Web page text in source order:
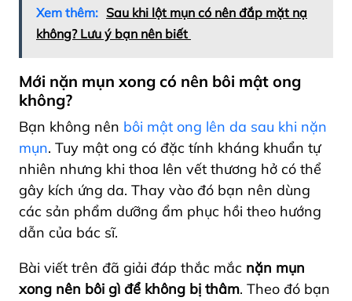
Xem thêm: Sau khi lột mụn có nên đắp mặt nạ
không? Lưu ý bạn nên biết
Mới nặn mụn xong có nên bôi mật ong
không?
Bạn không nên bôi mật ong lên da sau khi nặn
mụn. Tuy mật ong có đặc tính kháng khuẩn tự
nhiên nhưng khi thoa lên vết thương hở có thể
gây kích ứng da. Thay vào đó bạn nên dùng
các sản phẩm dưỡng ẩm phục hồi theo hướng
dẫn của bác sĩ.
Bài viết trên đã giải đáp thắc mắc nặn mụn
xong nên bôi gì để không bị thâm. Theo đó bạn